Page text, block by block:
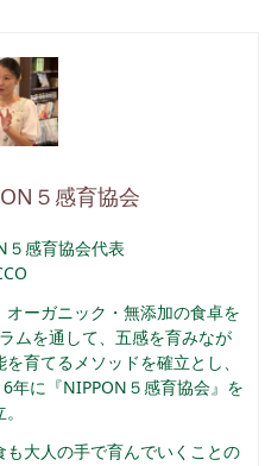
５感育協会
５感育協会代表
ーガニック・無添加の食卓を
ムを通して、五感を育みなが
育てるメソッドを確立とし、
年に『NIPPON５感育協会』を
大人の手で育んでいくことの